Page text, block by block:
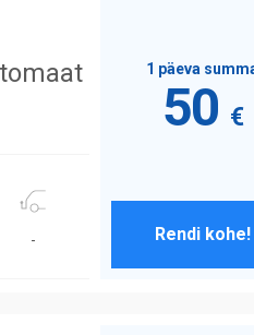
-
1 päeva
50 €
Rendi kohe!